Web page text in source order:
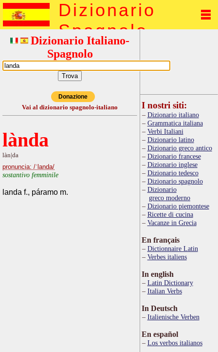
Dizionario
Spagnolo
Dizionario Italiano-
Spagnolo
Donazione
Vai al dizionario spagnolo-italiano
lànda
làn|da
pronuncia: /ˈlanda/
sostantivo femminile
landa f., páramo m.
I nostri siti:
Dizionario italiano
Grammatica italiana
Verbi Italiani
Dizionario latino
Dizionario greco antico
Dizionario francese
Dizionario inglese
Dizionario tedesco
Dizionario spagnolo
Dizionario
greco moderno
Dizionario piemontese
Ricette di cucina
Vacanze in Grecia
En français
Dictionnaire Latin
Verbes italiens
In english
Latin Dictionary
Italian Verbs
In Deutsch
Italienische Verben
En español
Los verbos italianos